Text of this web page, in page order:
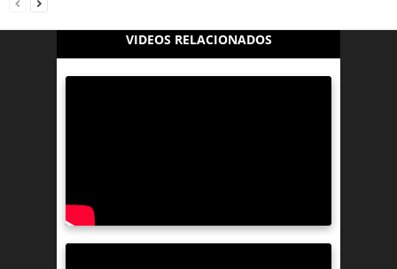
VIDEOS RELACIONADOS